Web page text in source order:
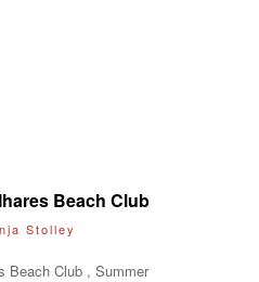
Beach Club
Stolley
Beach Club , Summer